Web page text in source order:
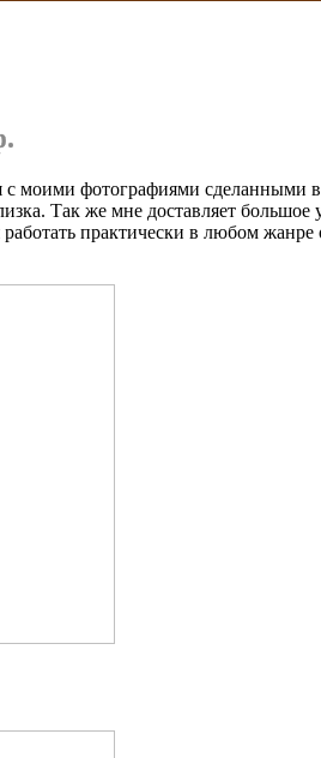
моими фотографиями сделанными
Так же мне доставляет большое
практически в любом